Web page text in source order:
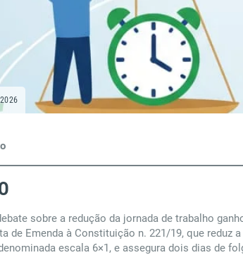
sobre a redução da jornada de trabalho
de Emenda à Constituição n. 221/19, que
escala 6×1, e assegura dois dias de